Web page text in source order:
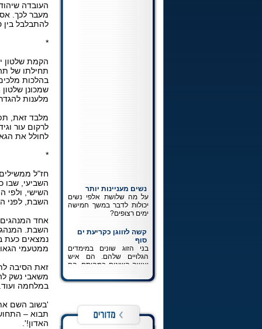
על מה שלושת אלפי נשים
יכולות לדבר במשך חמישה
ימים רצופים?
סוף
בני הזוג שונים במימדים
הגלויים שלהם. הם איש
ואשה השונים במהותם. הם
לא אמורים לחשוב ולהרגיש
במציאותם כשונה זהו חלק
כתיבה לרבי
כל מה שרצית לדעת על
העובדה
מעבר לכך.
להתבלבל בין
*
הקמת שלטון
תחילתו של
בהלכות
שמכונן
מלענות
מלבד זאת,
לרקום עור
לחולל את
*
חז"ל
השביעי, שבו
השישי, ולפי
השבת, לפני
אחד המנהגים
השבת. המנהג
נמצאים כעת
ממטעמי
זאת הסיבה
משאבי נשק
במלחמה
'בשוב השם את
תבוא –
האדון!'.